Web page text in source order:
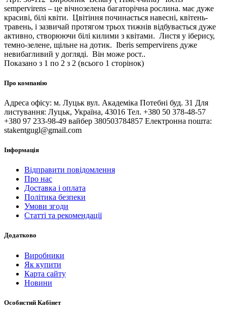
sempervirens – це вічнозелена багаторічна рослина. має дуже
красиві, білі квіти. Цвітіння починається навесні, квітень-
травень, і зазвичай протягом трьох тижнів відбувається дуже
активно, створюючи білі килими з квітами. Листя у іберису,
темно-зелене, щільне на дотик. Iberis sempervirens дуже
невибагливий у догляді. Він може рост..
Показано з 1 по 2 з 2 (всього 1 сторінок)
Про компанію
Адреса офісу: м. Луцьк вул. Академіка Потебні буд. 31 Для
листування: Луцьк, Україна, 43016 Тел. +380 50 378-48-57
+380 97 233-98-49 вайбер 380503784857 Електронна пошта:
stakentgugl@gmail.com
Інформація
Відправити повідомлення
Про нас
Доставка і оплата
Політика безпеки
Умови згоди
Статті та рекомендації
Додатково
Виробники
Як купити
Карта сайту
Новини
Особистий Кабінет